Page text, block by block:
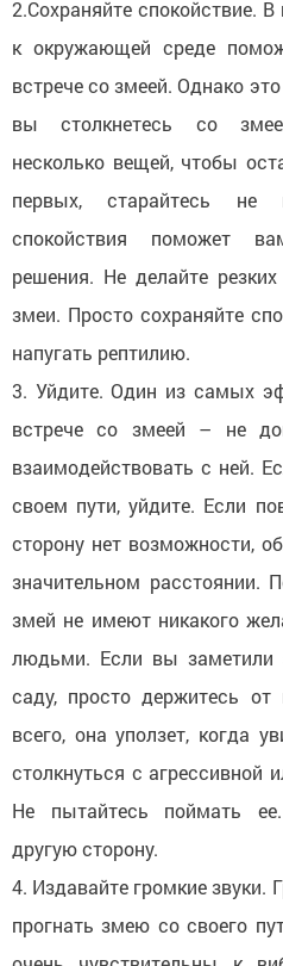
2.Сохраняйте спокойствие.
к окружающей среде
встрече со змеей. Однако
вы столкнетесь со
несколько вещей, чтобы
первых, старайтесь не
спокойствия поможет
решения. Не делайте
змеи. Просто сохраняйте
напугать рептилию.
3. Уйдите. Один из самых
встрече со змеей – не
взаимодействовать с ней.
своем пути, уйдите. Если
сторону нет возможности,
значительном расстоянии.
змей не имеют никакого
людьми. Если вы
саду, просто держитесь от
всего, она уползет, когда
столкнуться с агрессивной
Не пытайтесь поймать
другую сторону.
4. Издавайте громкие звуки.
прогнать змею со своего